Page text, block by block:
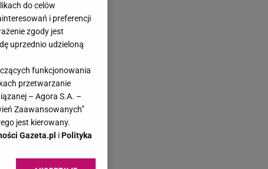
do celów
i preferencji
zgody jest
uprzednio udzieloną
funkcjonowania
przetwarzanie
– Agora S.A. –
Zaawansowanych”
jest kierowany.
Gazeta.pl iPolityka